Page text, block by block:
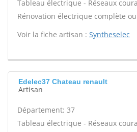
Tableau électrique - Réseaux
Rénovation électrique complète
Voir la fiche artisan : Syntheselec
Edelec37 Chateau renault
Artisan
Département: 37
Tableau électrique - Réseaux